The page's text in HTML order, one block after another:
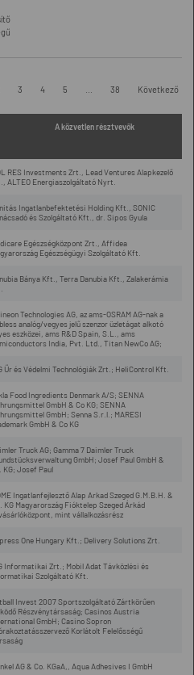
3 4 5 38 Következő
A közvetlen résztvevők
RES Investments Zrt., Lead Ventures Alapkezelő
ALTEO Energiaszolgáltató Nyrt.
Ingatlanbefektetési Holding Kft., SONIC
és Szolgáltató Kft., dr. Sipos Gyula
Egészségközpont Zrt., Affidea
Egészségügyi Szolgáltató Kft.
Bánya Kft., Terra Danubia Kft., Zalakerámia
Technologies AG, az ams-OSRAM AG-nak a
analóg/vegyes jelű szenzor üzletágat alkotó
eszközei, ams R&D Spain, S.L., ams
India, Pvt. Ltd., Titan NewCo AG;
Űr és Védelmi Technológiák Zrt.; HeliControl Kft.
Food Ingredients Denmark A/S; SENNA
GmbH & Co KG; SENNA
GmbH; Senna S.r.l.; MARESI
GmbH & Co KG
Truck AG; Gamma 7 Daimler Truck
GmbH; Josef Paul GmbH &
KG; Josef Paul
Ingatlanfejlesztő Alap Arkad Szeged G.M.B.H. &
KG Magyarország Fióktelep Szeged Árkád
mint vállalkozásrész
One Hungary Kft.; Delivery Solutions Zrt.
Informatikai Zrt.; Mobil Adat Távközlési és
Szolgáltató Kft.
Invest 2007 Sportszolgáltató Zártkörűen
Részvénytársaság; Casinos Austria
GmbH; Casino Sopron
Korlátolt Felelősségű
AG & Co. KGaA,, Aqua Adhesives I GmbH